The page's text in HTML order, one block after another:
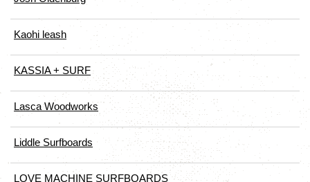
Kaohi leash
KASSIA + SURF
Lasca Woodworks
Liddle Surfboards
LOVE MACHINE SURFBOARDS